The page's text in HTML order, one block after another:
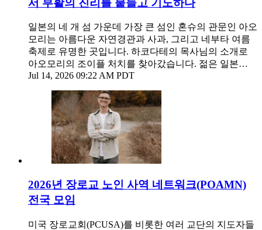
일본의 네 개 섬 가운데 가장 큰 섬인 혼슈의 관문인 아오
모리는 아름다운 자연경관과 사과, 그리고 네부타 여름
축제로 유명한 곳입니다. 하코다테의 목사님의 소개로
아오모리의 조이플 처치를 찾아갔습니다. 젊은 일본…
Jul 14, 2026 09:22 AM PDT
2026년 장로교 노인 사역 네트워크(POAMN)
전국 모임
미국 장로교회(PCUSA)를 비롯한 여러 교단의 지도자들